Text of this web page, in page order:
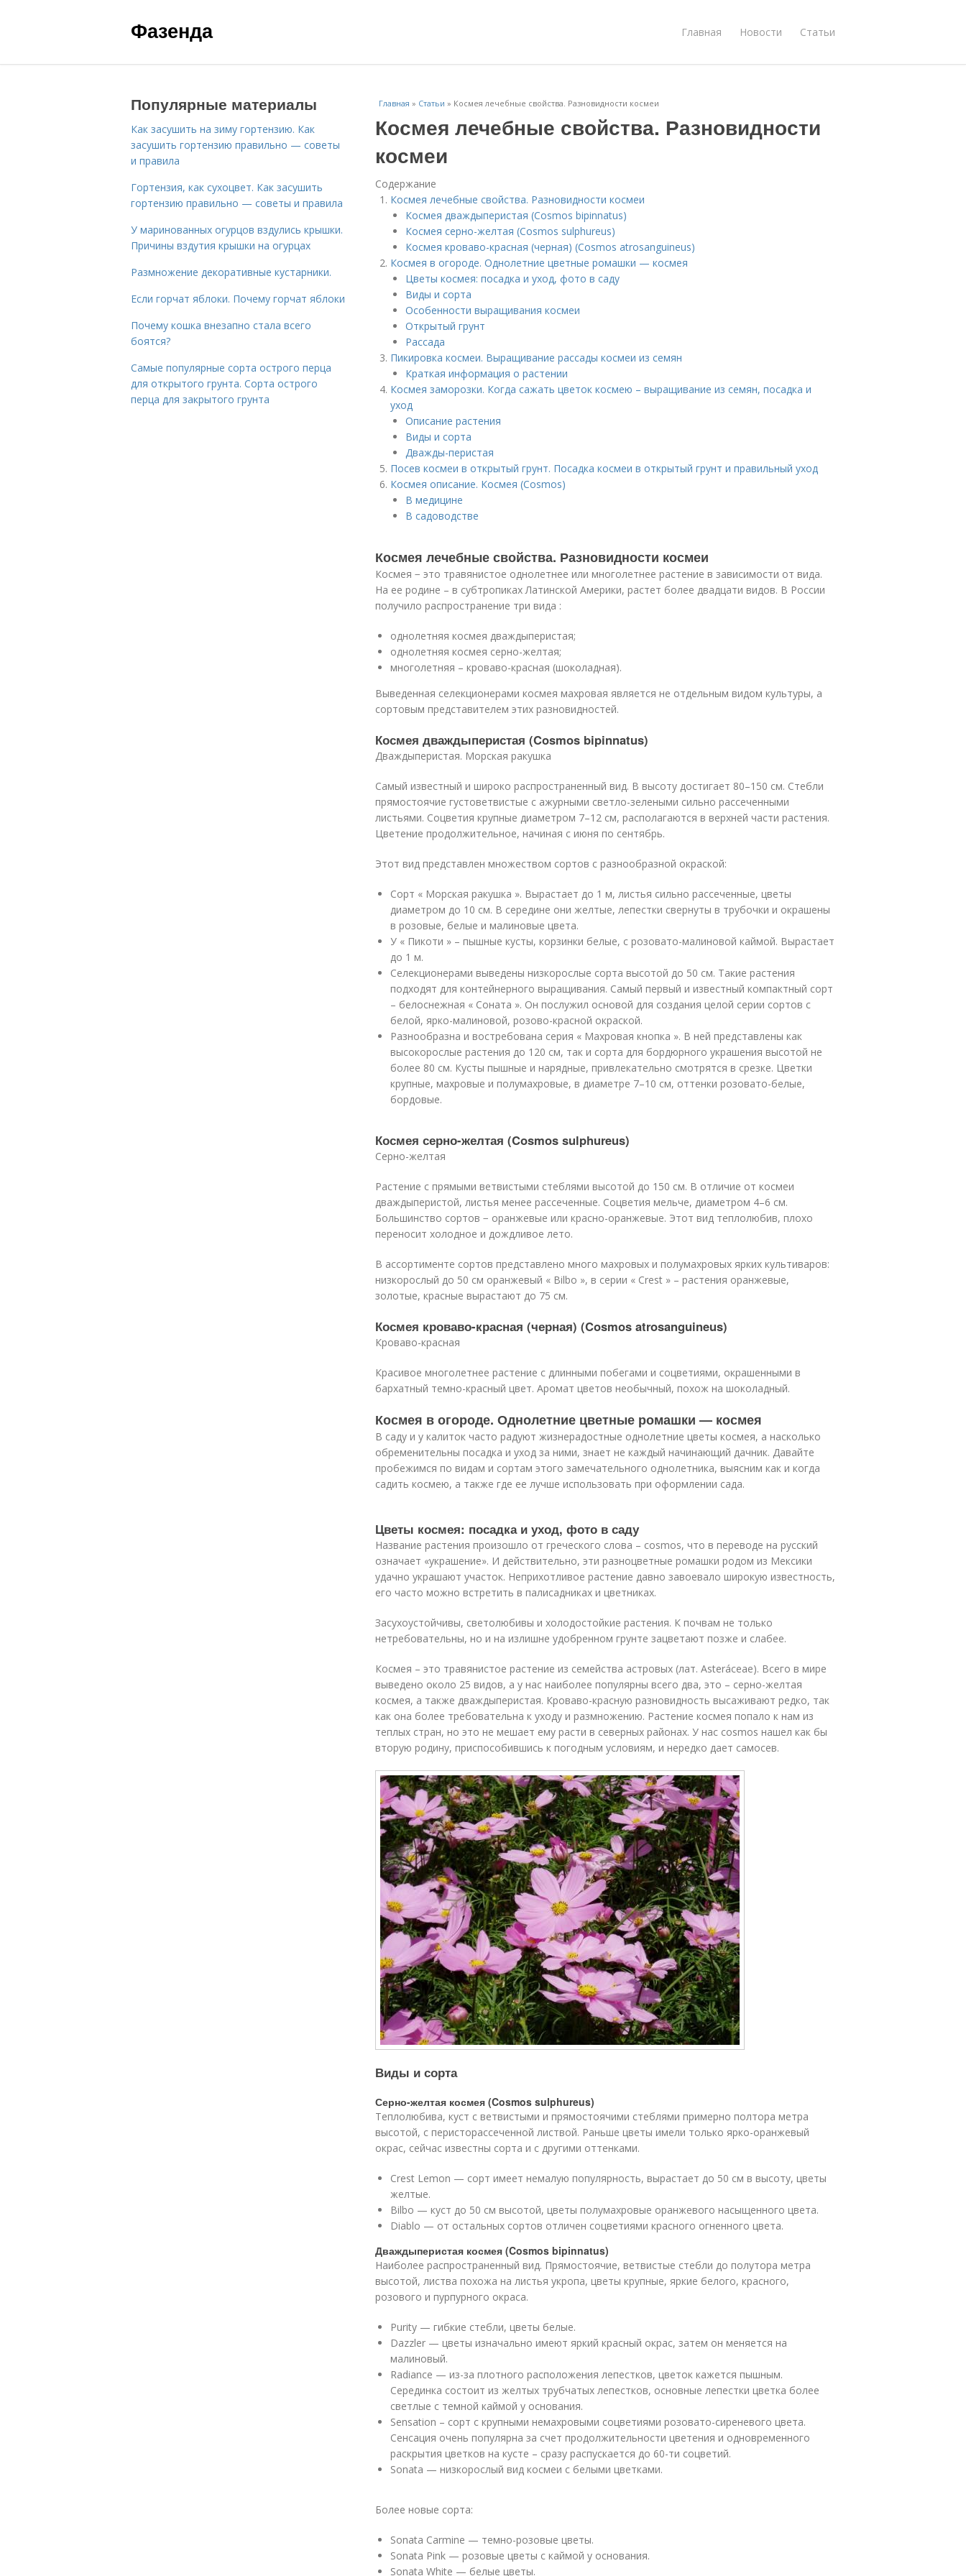
Фазенда Главная Новости Статьи
Главная » Статьи » Космея лечебные свойства. Разновидности космеи
Космея лечебные свойства. Разновидности
космеи
Содержание
Космея лечебные свойства. Разновидности космеи
Космея дваждыперистая (Cosmos bipinnatus)
Космея серно-желтая (Cosmos sulphureus)
Космея кроваво-красная (черная) (Cosmos atrosanguineus)
Космея в огороде. Однолетние цветные ромашки — космея
Цветы космея: посадка и уход, фото в саду
Виды и сорта
Особенности выращивания космеи
Открытый грунт
Рассада
Пикировка космеи. Выращивание рассады космеи из семян
Краткая информация о растении
Космея заморозки. Когда сажать цветок космею – выращивание из семян, посадка и
уход
Описание растения
Виды и сорта
Дважды-перистая
Посев космеи в открытый грунт. Посадка космеи в открытый грунт и правильный уход
Космея описание. Космея (Cosmos)
В медицине
В садоводстве
Космея лечебные свойства. Разновидности космеи
Космея − это травянистое однолетнее или многолетнее растение в зависимости от вида.
На ее родине – в субтропиках Латинской Америки, растет более двадцати видов. В России
получило распространение три вида :
однолетняя космея дваждыперистая;
однолетняя космея серно-желтая;
многолетняя – кроваво-красная (шоколадная).
Выведенная селекционерами космея махровая является не отдельным видом культуры, а
сортовым представителем этих разновидностей.
Космея дваждыперистая (Cosmos bipinnatus)
Дваждыперистая. Морская ракушка
Самый известный и широко распространенный вид. В высоту достигает 80–150 см. Стебли
прямостоячие густоветвистые с ажурными светло-зелеными сильно рассеченными
листьями. Соцветия крупные диаметром 7–12 см, располагаются в верхней части растения.
Цветение продолжительное, начиная с июня по сентябрь.
Этот вид представлен множеством сортов с разнообразной окраской:
Сорт « Морская ракушка ». Вырастает до 1 м, листья сильно рассеченные, цветы
диаметром до 10 см. В середине они желтые, лепестки свернуты в трубочки и окрашены
в розовые, белые и малиновые цвета.
У « Пикоти » – пышные кусты, корзинки белые, с розовато-малиновой каймой. Вырастает
до 1 м.
Селекционерами выведены низкорослые сорта высотой до 50 см. Такие растения
подходят для контейнерного выращивания. Самый первый и известный компактный сорт
– белоснежная « Соната ». Он послужил основой для создания целой серии сортов с
белой, ярко-малиновой, розово-красной окраской.
Разнообразна и востребована серия « Махровая кнопка ». В ней представлены как
высокорослые растения до 120 см, так и сорта для бордюрного украшения высотой не
более 80 см. Кусты пышные и нарядные, привлекательно смотрятся в срезке. Цветки
крупные, махровые и полумахровые, в диаметре 7–10 см, оттенки розовато-белые,
бордовые.
Космея серно-желтая (Cosmos sulphureus)
Серно-желтая
Растение с прямыми ветвистыми стеблями высотой до 150 см. В отличие от космеи
дваждыперистой, листья менее рассеченные. Соцветия мельче, диаметром 4–6 см.
Большинство сортов − оранжевые или красно-оранжевые. Этот вид теплолюбив, плохо
переносит холодное и дождливое лето.
В ассортименте сортов представлено много махровых и полумахровых ярких культиваров:
низкорослый до 50 см оранжевый « Bilbo », в серии « Crest » – растения оранжевые,
золотые, красные вырастают до 75 см.
Космея кроваво-красная (черная) (Cosmos atrosanguineus)
Кроваво-красная
Красивое многолетнее растение с длинными побегами и соцветиями, окрашенными в
бархатный темно-красный цвет. Аромат цветов необычный, похож на шоколадный.
Космея в огороде. Однолетние цветные ромашки — космея
В саду и у калиток часто радуют жизнерадостные однолетние цветы космея, а насколько
обременительны посадка и уход за ними, знает не каждый начинающий дачник. Давайте
пробежимся по видам и сортам этого замечательного однолетника, выясним как и когда
садить космею, а также где ее лучше использовать при оформлении сада.
Цветы космея: посадка и уход, фото в саду
Название растения произошло от греческого слова – cosmos, что в переводе на русский
означает «украшение». И действительно, эти разноцветные ромашки родом из Мексики
удачно украшают участок. Неприхотливое растение давно завоевало широкую известность,
его часто можно встретить в палисадниках и цветниках.
Засухоустойчивы, светолюбивы и холодостойкие растения. К почвам не только
нетребовательны, но и на излишне удобренном грунте зацветают позже и слабее.
Космея – это травянистое растение из семейства астровых (лат. Asteráceae). Всего в мире
выведено около 25 видов, а у нас наиболее популярны всего два, это – серно-желтая
космея, а также дваждыперистая. Кроваво-красную разновидность высаживают редко, так
как она более требовательна к уходу и размножению. Растение космея попало к нам из
теплых стран, но это не мешает ему расти в северных районах. У нас cosmos нашел как бы
вторую родину, приспособившись к погодным условиям, и нередко дает самосев.
Виды и сорта
Серно-желтая космея (Cosmos sulphureus)
Теплолюбива, куст с ветвистыми и прямостоячими стеблями примерно полтора метра
высотой, с перисторассеченной листвой. Раньше цветы имели только ярко-оранжевый
окрас, сейчас известны сорта и с другими оттенками.
Crest Lemon — сорт имеет немалую популярность, вырастает до 50 см в высоту, цветы
желтые.
Bilbo — куст до 50 см высотой, цветы полумахровые оранжевого насыщенного цвета.
Diablo — от остальных сортов отличен соцветиями красного огненного цвета.
Дваждыперистая космея (Cosmos bipinnatus)
Наиболее распространенный вид. Прямостоячие, ветвистые стебли до полутора метра
высотой, листва похожа на листья укропа, цветы крупные, яркие белого, красного,
розового и пурпурного окраса.
Purity — гибкие стебли, цветы белые.
Dazzler — цветы изначально имеют яркий красный окрас, затем он меняется на
малиновый.
Radiance — из-за плотного расположения лепестков, цветок кажется пышным.
Серединка состоит из желтых трубчатых лепестков, основные лепестки цветка более
светлые с темной каймой у основания.
Sensation – сорт с крупными немахровыми соцветиями розовато-сиреневого цвета.
Сенсация очень популярна за счет продолжительности цветения и одновременного
раскрытия цветков на кусте – сразу распускается до 60-ти соцветий.
Sonata — низкорослый вид космеи с белыми цветками.
Более новые сорта:
Sonata Carmine — темно-розовые цветы.
Sonata Pink — розовые цветы с каймой у основания.
Sonata White — белые цветы.
Популярные материалы
Как засушить на зиму гортензию. Как
засушить гортензию правильно — советы
и правила
Гортензия, как сухоцвет. Как засушить
гортензию правильно — советы и правила
У маринованных огурцов вздулись крышки.
Причины вздутия крышки на огурцах
Размножение декоративные кустарники.
Если горчат яблоки. Почему горчат яблоки
Почему кошка внезапно стала всего
боятся?
Самые популярные сорта острого перца
для открытого грунта. Сорта острого
перца для закрытого грунта